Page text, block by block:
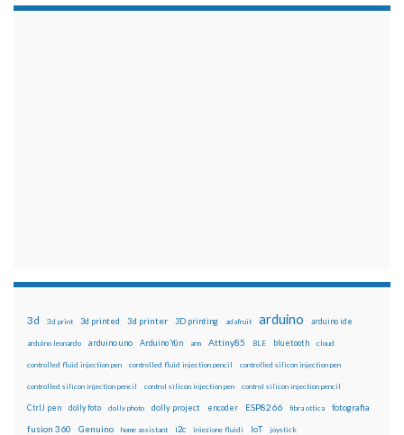
3d 3d print 3d printed 3d printer 3D printing adafruit arduino arduino ide
arduino leonardo arduino uno Arduino Yún arm Attiny85 BLE bluetooth cloud
controlled fluid injection pen controlled fluid injection pencil controlled silicon injection pen
controlled silicon injection pencil control silicon injection pen control silicon injection pencil
CtrlJ pen dolly foto dolly photo dolly project encoder ESP8266 fibra ottica fotografia
fusion 360 Genuino home assistant i2c iniezione fluidi IoT joystick